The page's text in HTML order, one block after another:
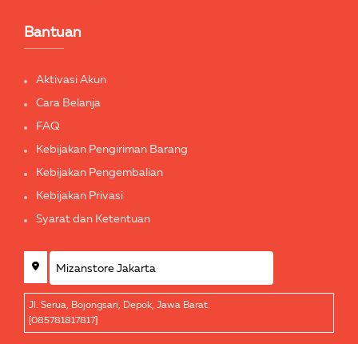
Bantuan
Aktivasi Akun
Cara Belanja
FAQ
Kebijakan Pengiriman Barang
Kebijakan Pengembalian
Kebijakan Privasi
Syarat dan Ketentuan
Jl. Serua, Bojongsari, Depok, Jawa Barat.
[085781817817]